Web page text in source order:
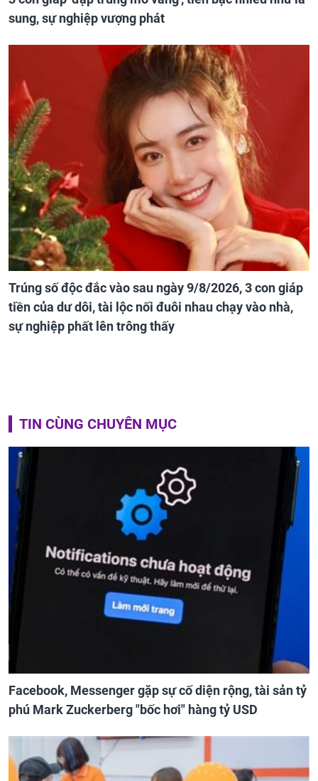
sung, sự nghiệp vượng phát
Trúng số độc đắc vào sau ngày 9/8/2026, 3 con giáp
tiền của dư dôi, tài lộc nối đuôi nhau chạy vào nhà,
sự nghiệp phất lên trông thấy
TIN CÙNG CHUYÊN MỤC
Facebook, Messenger gặp sự cố diện rộng, tài sản tỷ
phú Mark Zuckerberg "bốc hơi" hàng tỷ USD